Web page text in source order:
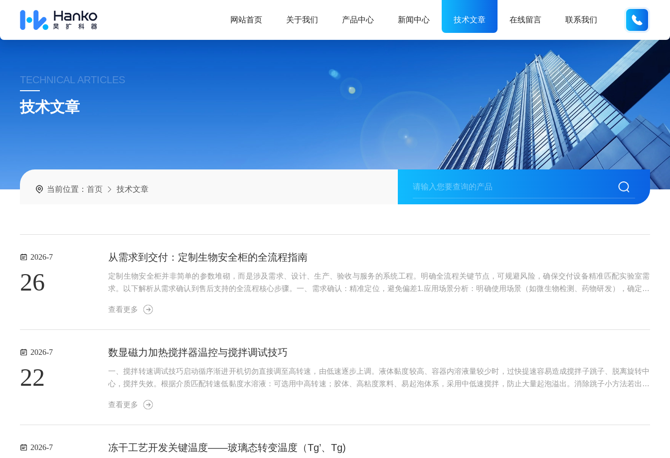
网站首页 关于我们 产品中心 新闻中心 技术文章 在线留言 联系我们
TECHNICAL ARTICLES
技术文章
当前位置：首页 技术文章
2026-7
26
从需求到交付：定制生物安全柜的全流程指南
定制生物安全柜并非简单的参数堆砌，而是涉及需求、设计、生产、验收与服务的系统工程。明确全流程关键节点，可规避风险，确保交付设备精准匹配实验室需
求。以下解析从需求确认到售后支持的全流程核心步骤。一、需求确认：精准定位，避免偏差1.应用场景分析：明确使用场景（如微生物检测、药物研发），确定生
业的法规标准（如医疗、制药GMP规范），确保...
查看更多
2026-7
22
数显磁力加热搅拌器温控与搅拌调试技巧
一、搅拌转速调试技巧启动循序渐进开机切勿直接调至高转速，由低速逐步上调。液体黏度较高、容器内溶液量较少时，过快提速容易造成搅拌子跳子、脱离旋转中
心，搅拌失效。根据介质匹配转速低黏度水溶液：可选用中高转速；胶体、高粘度浆料、易起泡体系，采用中低速搅拌，防止大量起泡溢出。消除跳子小方法若出现
拌注意事项长时间高速运转时定期观察运行状态，避免...
查看更多
2026-7 冻干工艺开发关键温度——玻璃态转变温度（Tg’、Tg)